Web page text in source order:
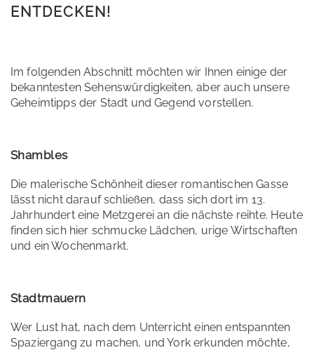
ENTDECKEN!
Im folgenden Abschnitt möchten wir Ihnen einige der
bekanntesten Sehenswürdigkeiten, aber auch unsere
Geheimtipps der Stadt und Gegend vorstellen.
Shambles
Die malerische Schönheit dieser romantischen Gasse
lässt nicht darauf schließen, dass sich dort im 13.
Jahrhundert eine Metzgerei an die nächste reihte. Heute
finden sich hier schmucke Lädchen, urige Wirtschaften
und ein Wochenmarkt.
Stadtmauern
Wer Lust hat, nach dem Unterricht einen entspannten
Spaziergang zu machen, und York erkunden möchte,